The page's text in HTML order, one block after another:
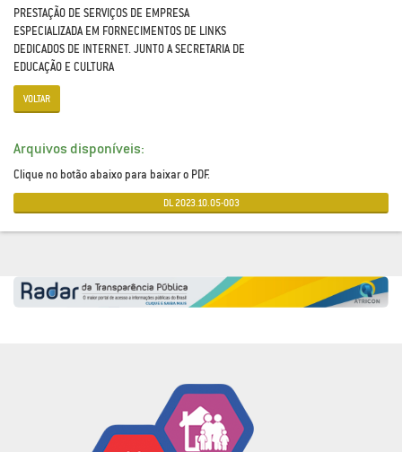
PRESTAÇÃO DE SERVIÇOS DE EMPRESA
ESPECIALIZADA EM FORNECIMENTOS DE LINKS
DEDICADOS DE INTERNET. JUNTO A SECRETARIA DE
EDUCAÇÃO E CULTURA
VOLTAR
Arquivos disponíveis:
Clique no botão abaixo para baixar o PDF.
DL 2023.10.05-003